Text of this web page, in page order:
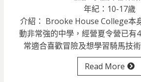
年紀：10-17歲
介紹： Brooke House College本
動非常強的中學，經營夏令營已有
常適合喜歡冒險及想學習騎馬技
Read More